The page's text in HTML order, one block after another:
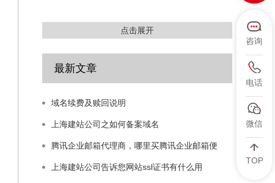
点击展开
最新文章
域名续费及赎回说明
上海建站公司之如何备案域名
腾讯企业邮箱代理商，哪里买腾讯企业邮箱便
上海建站公司告诉您网站ssl证书有什么用
咨询
电话
微信
TOP